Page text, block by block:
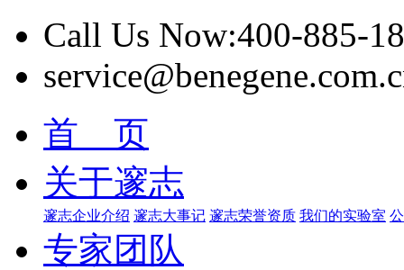
Call Us Now:400-885-
首 页
关于邃志
邃志企业介绍 邃志大事记 邃志荣誉资质 我们的实验室
专家团队